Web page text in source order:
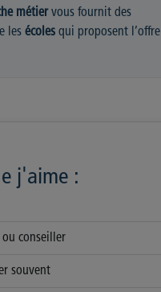
métiervous fournit des
les écoles qui proposent l’offre
j'aime :
conseiller
souvent